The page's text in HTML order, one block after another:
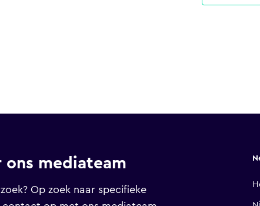
ons mediateam
Op zoek naar specifieke